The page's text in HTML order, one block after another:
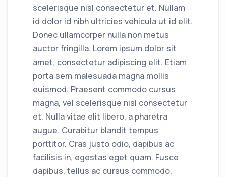
scelerisque nisl consectetur et. Nullam
id dolor id nibh ultricies vehicula ut id elit.
Donec ullamcorper nulla non metus
auctor fringilla. Lorem ipsum dolor sit
amet, consectetur adipiscing elit. Etiam
porta sem malesuada magna mollis
euismod. Praesent commodo cursus
magna, vel scelerisque nisl consectetur
et. Nulla vitae elit libero, a pharetra
augue. Curabitur blandit tempus
porttitor. Cras justo odio, dapibus ac
facilisis in, egestas eget quam. Fusce
dapibus, tellus ac cursus commodo,